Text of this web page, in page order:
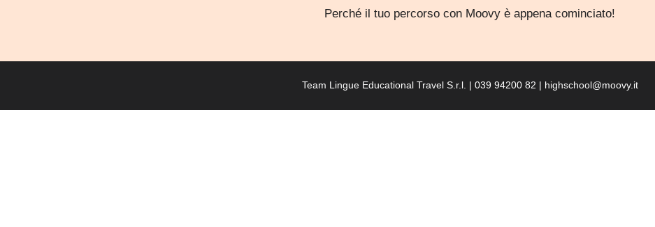
Perché il tuo percorso con Moovy è appena cominciato!
Team Lingue Educational Travel S.r.l. | 039 94200 82 | highschool@moovy.it